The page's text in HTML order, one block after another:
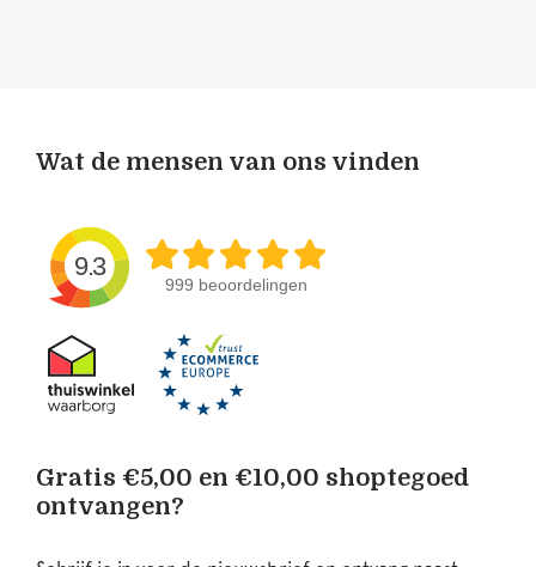
Wat de mensen van ons vinden
9.3
999 beoordelingen
Gratis €5,00 en €10,00 shoptegoed
ontvangen?